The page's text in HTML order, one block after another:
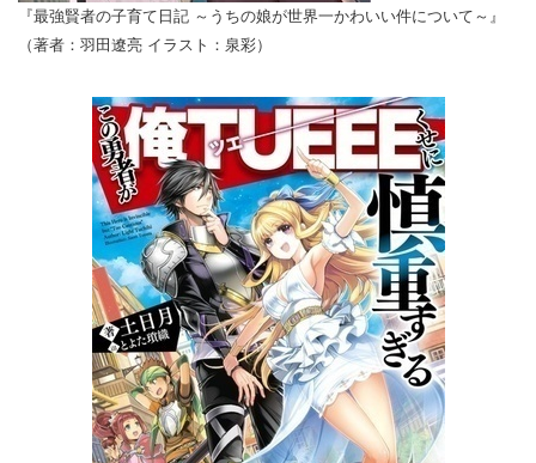
『最強賢者の子育て日記 ～うちの娘が世界一かわいい件について～』
（著者：羽田遼亮 イラスト：泉彩）